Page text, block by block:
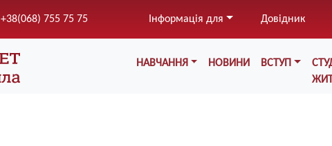
до
основного
вмісту
+38(068) 755 75 75 Інформація для Довідник
Меню у хедері
НАВЧАННЯ НОВИНИ ВСТУП